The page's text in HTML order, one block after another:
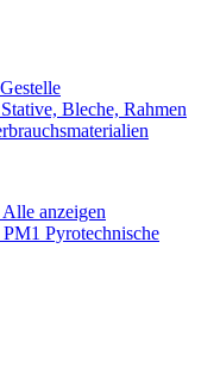
Stative, Bleche, Rahmen
Alle anzeigen
Pyrotechnische